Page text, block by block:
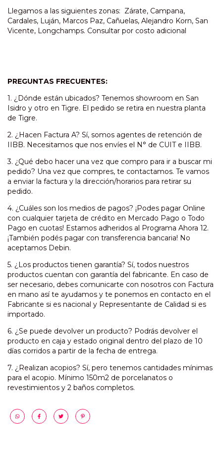
Llegamos a las siguientes zonas: Zárate, Campana,
Cardales, Luján, Marcos Paz, Cañuelas, Alejandro Korn, San
Vicente, Longchamps. Consultar por costo adicional
PREGUNTAS FRECUENTES:
1. ¿Dónde están ubicados? Tenemos showroom en San
Isidro y otro en Tigre. El pedido se retira en nuestra planta
de Tigre.
2. ¿Hacen Factura A? Sí, somos agentes de retención de
IIBB. Necesitamos que nos envíes el N° de CUIT e IIBB.
3. ¿Qué debo hacer una vez que compro para ir a buscar mi
pedido? Una vez que compres, te contactamos. Te vamos
a enviar la factura y la dirección/horarios para retirar su
pedido.
4. ¿Cuáles son los medios de pagos? ¡Podes pagar Online
con cualquier tarjeta de crédito en Mercado Pago o Todo
Pago en cuotas! Estamos adheridos al Programa Ahora 12.
¡También podés pagar con transferencia bancaria! No
aceptamos Debin.
5. ¿Los productos tienen garantía? Sí, todos nuestros
productos cuentan con garantía del fabricante. En caso de
ser necesario, debes comunicarte con nosotros con Factura
en mano así te ayudamos y te ponemos en contacto en el
Fabricante si es nacional y Representante de Calidad si es
importado.
6. ¿Se puede devolver un producto? Podrás devolver el
producto en caja y estado original dentro del plazo de 10
días corridos a partir de la fecha de entrega.
7. ¿Realizan acopios? Sí, pero tenemos cantidades mínimas
para el acopio. Mínimo 150m2 de porcelanatos o
revestimientos y 2 baños completos.